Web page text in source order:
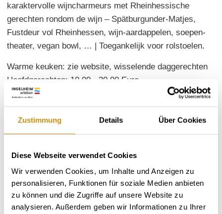
Zustimmung Details Über Cookies
Diese Webseite verwendet Cookies
Wir verwenden Cookies, um Inhalte und Anzeigen zu
personalisieren, Funktionen für soziale Medien anbieten
zu können und die Zugriffe auf unsere Website zu
analysieren. Außerdem geben wir Informationen zu Ihrer
karaktervolle wijncharmeurs met Rheinhessische
gerechten rondom de wijn – Spätburgunder-Matjes,
Fustdeur vol Rheinhessen, wijn-aardappelen, soepen-
theater, vegan bowl, … | Toegankelijk voor rolstoelen.
Warme keuken: zie website, wisselende daggerechten
Hoofdgerechten: 10,00 - 30,00 Euro
Open Rheinhessische wijnen: 20 +
Aantal zitplaatsen: binnen 90 | buiten 50 | gesloten
gezelschap mogelijk | aparte ruimte 35